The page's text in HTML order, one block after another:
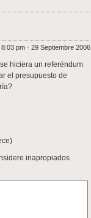
8:03 pm · 29 Septiembre 2006
hiciera un referéndum
el presupuesto de
inapropiados